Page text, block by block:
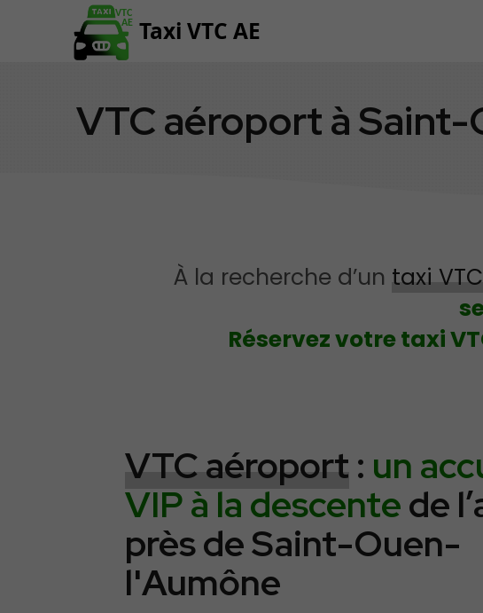
VTC
AE Taxi VTC AE
VTC aéroport à
À la recherche d’un taxi
Réservez votre taxi
VTC aéroport : un
VIP à la descentede
près de Saint-Ouen-
l'Aumône